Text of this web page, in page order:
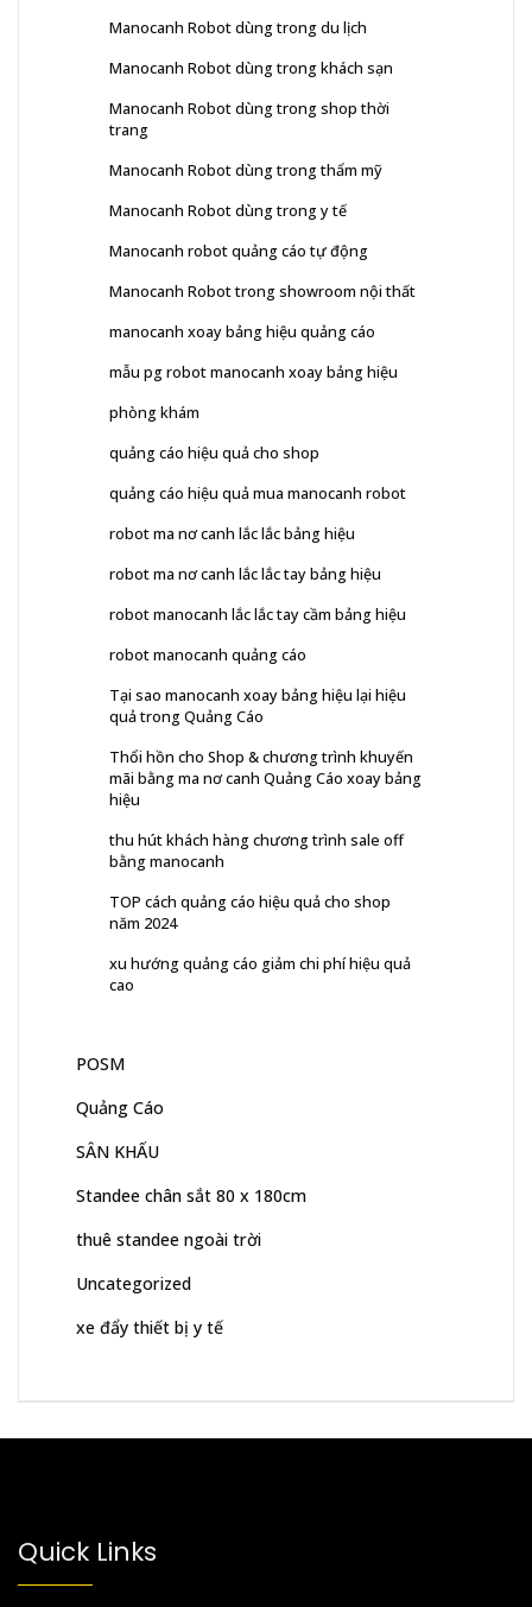
Manocanh Robot dùng trong du lịch
Manocanh Robot dùng trong khách sạn
Manocanh Robot dùng trong shop thời
trang
Manocanh Robot dùng trong thẩm mỹ
Manocanh Robot dùng trong y tế
Manocanh robot quảng cáo tự động
Manocanh Robot trong showroom nội thất
manocanh xoay bảng hiệu quảng cáo
mẫu pg robot manocanh xoay bảng hiệu
phòng khám
quảng cáo hiệu quả cho shop
quảng cáo hiệu quả mua manocanh robot
robot ma nơ canh lắc lắc bảng hiệu
robot ma nơ canh lắc lắc tay bảng hiệu
robot manocanh lắc lắc tay cầm bảng hiệu
robot manocanh quảng cáo
Tại sao manocanh xoay bảng hiệu lại hiệu
quả trong Quảng Cáo
Thổi hồn cho Shop & chương trình khuyến
mãi bằng ma nơ canh Quảng Cáo xoay bảng
hiệu
thu hút khách hàng chương trình sale off
bằng manocanh
TOP cách quảng cáo hiệu quả cho shop
năm 2024
xu hướng quảng cáo giảm chi phí hiệu quả
cao
POSM
Quảng Cáo
SÂN KHẤU
Standee chân sắt 80 x 180cm
thuê standee ngoài trời
Uncategorized
xe đẩy thiết bị y tế
Quick Links